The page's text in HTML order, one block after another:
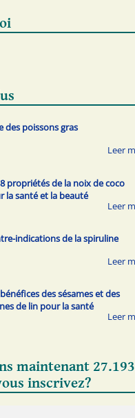
des poissons gras
propriétés de la noix de coco
la santé et la beauté
indications de la spiruline
des sésames et des
de lin pour la santé
maintenant 27.193
inscrivez?